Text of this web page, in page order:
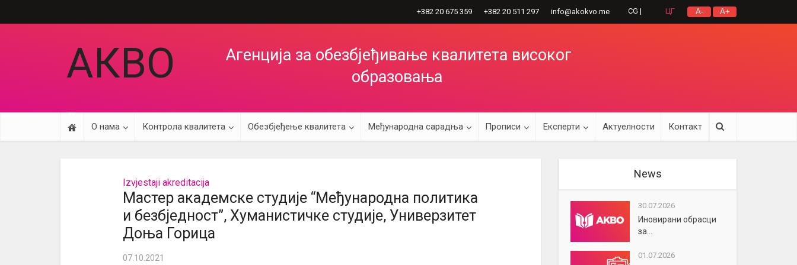
A- A+
+382 20 675 359 +382 20 511 297 info@akokvo.me CG | ЦГ
АКВО
Агенција за обезбјеђивање квалитета високог
образовања
О нама Контрола квалитета Обезбјеђење квалитета Међународна сарадња Прописи Експерти Актуелности Контакт
Izvjestaji akreditacija
Мастер академске студије “Међународна политика
и безбједност”, Хуманистичке студије, Универзитет
Доња Горица
07.10.2021
News
30.07.2026
Иновирани обрасци
за...
01.07.2026